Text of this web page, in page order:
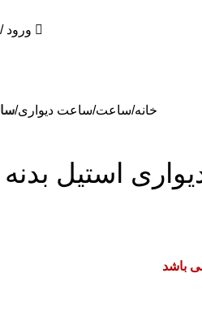
ورود
خانه ساعت ساعت دیواری
استیل
باشد